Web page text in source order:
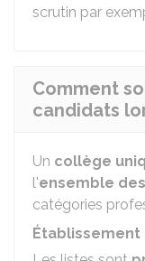
scrutin par
Comment
candidats
Un collège
l'ensemble
catégories
Établissement